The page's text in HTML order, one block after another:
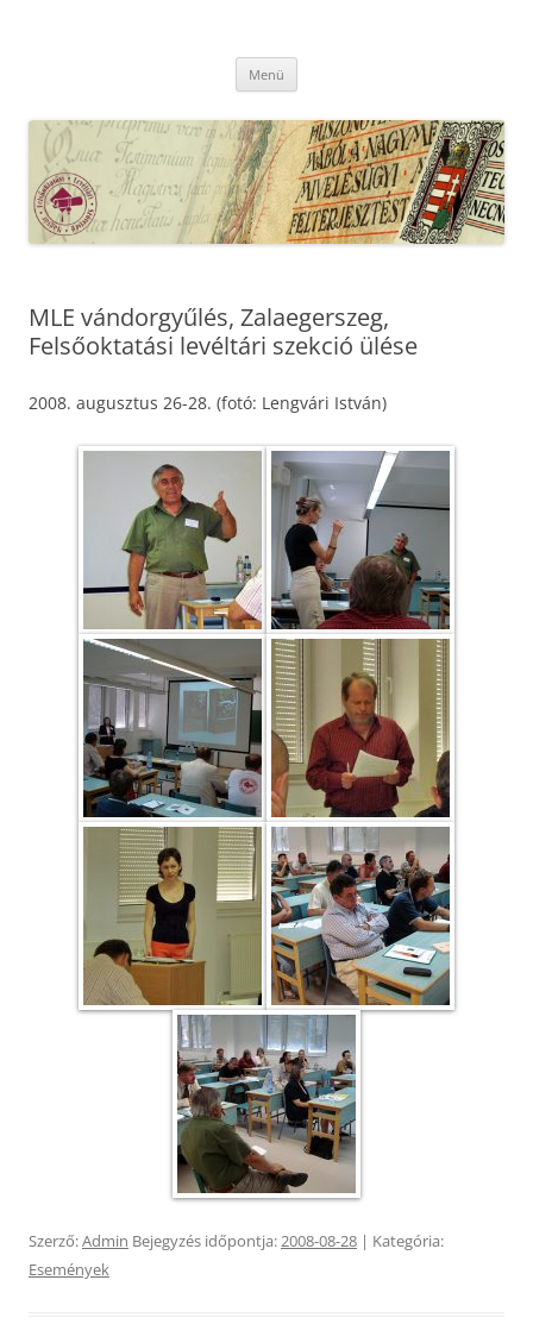
Menü
MLE vándorgyűlés, Zalaegerszeg,
Felsőoktatási levéltári szekció ülése
2008. augusztus 26-28. (fotó: Lengvári István)
Szerző:Admin Bejegyzés időpontja:2008-08-28 | Kategória:
Események